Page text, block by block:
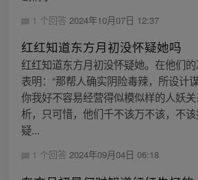
1 个回答 2024年10月07日 12:37
红红知道东方月初没怀疑她吗
红红知道东方月初没怀疑她。在他们
表明：“那帮人确实阴险毒辣，所设计
你我好不容易经营得似模似样的人妖
析，只可惜，他们千不该万不该，不
疑...
1 个回答 2024年09月04日 06:18